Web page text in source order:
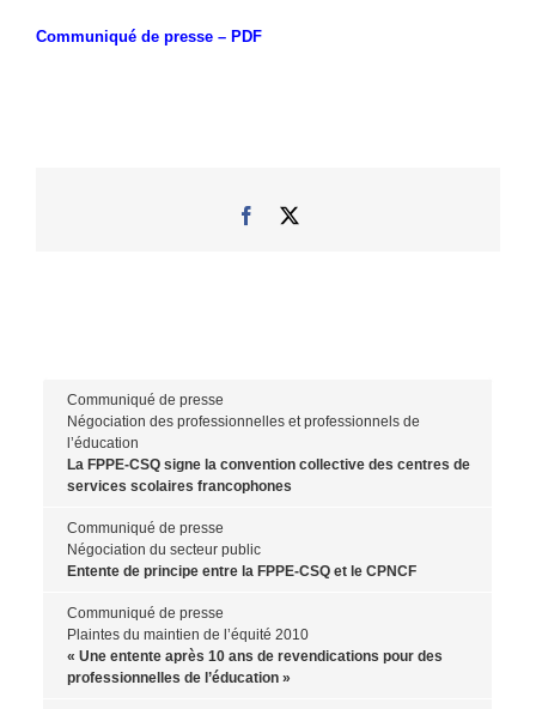
Communiqué de presse – PDF
Facebook
Communiqué de presse
Négociation des professionnelles et professionnels de
l’éducation
La FPPE-CSQ signe la convention collective des centres de
services scolaires francophones
Communiqué de presse
Négociation du secteur public
Entente de principe entre la FPPE-CSQ et le CPNCF
Communiqué de presse
Plaintes du maintien de l’équité 2010
« Une entente après 10 ans de revendications pour des
professionnelles de l’éducation »